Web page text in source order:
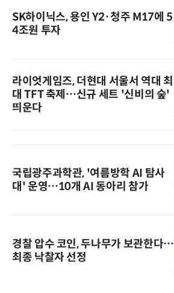
SK하이닉스, 용인 Y2·청주 M17에 5
4조원 투자
라이엇게임즈, 더현대 서울서 역대 최
대 TFT 축제…신규 세트 '신비의 숲'
띄운다
국립광주과학관, '여름방학 AI 탐사
대' 운영…10개 AI 동아리 참가
경찰 압수 코인, 두나무가 보관한다…
최종 낙찰자 선정